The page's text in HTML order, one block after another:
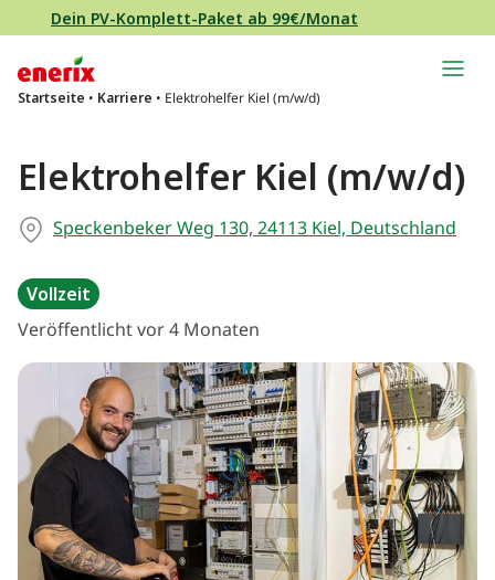
Direkt zum Inhalt wechseln
Dein PV-Komplett-Paket ab 99€/Monat
Hauptnavigation
Startseite • Karriere • Elektrohelfer Kiel (m/w/d)
Elektrohelfer Kiel (m/w/d)
Speckenbeker Weg 130, 24113 Kiel, Deutschland
Vollzeit
Veröffentlicht vor 4 Monaten